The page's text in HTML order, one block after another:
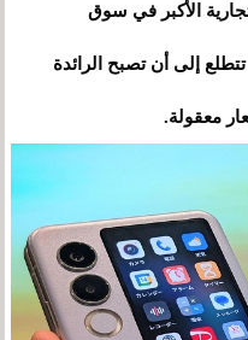
الأكبر في سوق
الهواتف القابلة للطي، يبدو أن ZTE تتطلع إلى أن تصبح الرائدة
معقولة.